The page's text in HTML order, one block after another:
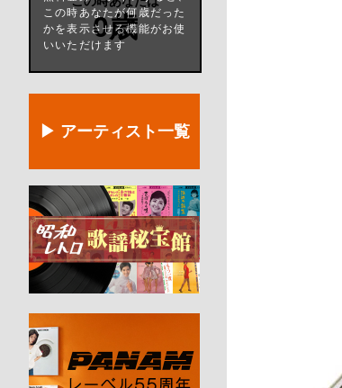
0歳
この時あなたが何歳だった
かを表示させる機能がお使
いいただけます
▶ アーティスト一覧